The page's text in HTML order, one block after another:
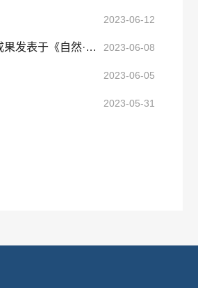
2023-06-12
物理科学与工程学院陈鸿课题组在拓扑光子晶体的体态研究中取得重要进展，相关研究成果发表于《自然·通讯》 2023-06-08
2023-06-05
2023-05-31